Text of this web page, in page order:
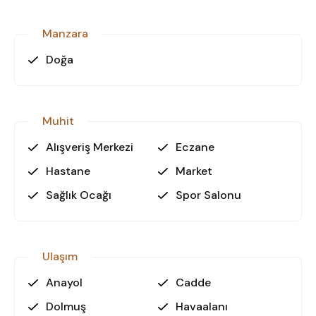
Manzara
Doğa
Muhit
Alışveriş Merkezi
Eczane
Hastane
Market
Sağlık Ocağı
Spor Salonu
Ulaşım
Anayol
Cadde
Dolmuş
Havaalanı